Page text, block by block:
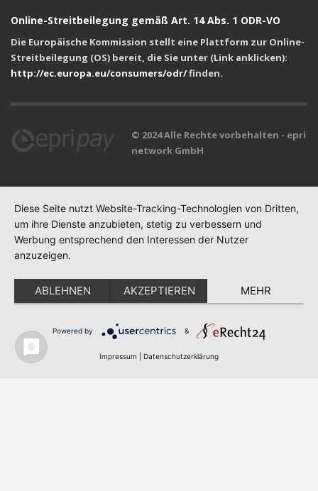
Online-Streitbeilegung gemäß Art. 14 Abs. 1 ODR-VO
Die Europäische Kommission stellt eine Plattform zur Online-
Streitbeilegung (OS) bereit, die Sie unter (Link anklicken):
http://ec.europa.eu/consumers/odr/finden.
© 2024 Alle Rechte vorbehalten - epri
network GmbH
Diese Seite nutzt Website-Tracking-Technologien von Dritten,
um ihre Dienste anzubieten, stetig zu verbessern und
Werbung entsprechend den Interessen der Nutzer
anzuzeigen.
ABLEHNEN AKZEPTIEREN MEHR
Powered by &
Impressum Datenschutzerklärung